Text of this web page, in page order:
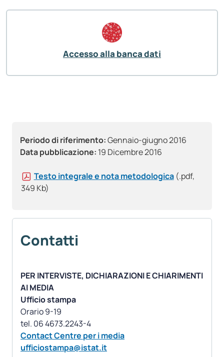
Periodo di riferimento:Gennaio-giugno 2016
Data pubblicazione: 19 Dicembre 2016
Testo integrale e nota metodologica (.pdf,
349 Kb)
Contatti
PER INTERVISTE, DICHIARAZIONI E CHIARIMENTI
AI MEDIA
Ufficio stampa
Orario 9-19
Contact Centre per i media
ufficiostampa@istat.it
Accesso alla banca dati